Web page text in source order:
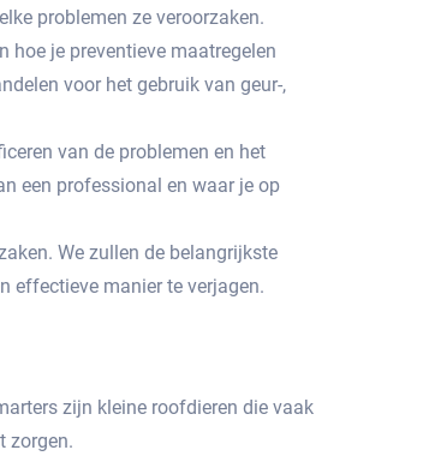
problemen ze veroorzaken.​
hoe je preventieve maatregelen
voor het gebruik van geur-,
van de problemen en het
een professional en waar je op
We zullen de belangrijkste
effectieve manier te verjagen.​
zijn kleine roofdieren die vaak
zorgen.​